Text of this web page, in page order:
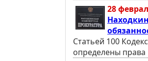
28
Статьей 100
определены права